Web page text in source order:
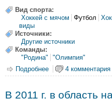
Вид спорта:
Хоккей с мячом
Футбол
виды
Источники:
Другие источники
Команды:
"Родина"
"Олимпия"
Подробнее о Светлана
4 комментария
В 2011 г. в область